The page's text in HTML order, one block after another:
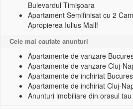
Bulevardul Timișoara
Apartament Semifinisat cu 2
Apropierea Iulius Mall!
Cele mai cautate anunturi
Apartamente de vanzare
Apartamente de vanzare Cluj-
Apartamente de inchiriat
Apartamente de inchiriat Cluj-
Anunturi imobiliare din orasul tau